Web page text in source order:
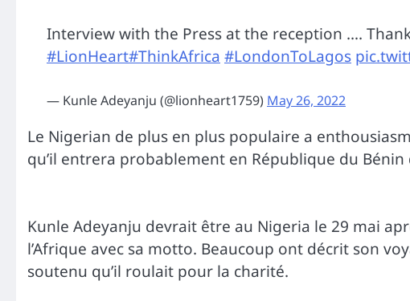
Interview with the Press at the reception ….
#LionHeart#ThinkAfrica #LondonToLagos
— Kunle Adeyanju (@lionheart1759) May 26, 2022
Le Nigerian de plus en plus populaire a
qu’il entrera probablement en République du Bénin
Kunle Adeyanju devrait être au Nigeria le 29 mai
l’Afrique avec sa motto. Beaucoup ont décrit son
soutenu qu’il roulait pour la charité.